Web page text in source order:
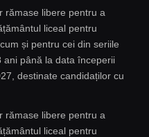
rămase libere pentru a
liceal pentru
și pentru cei din seriile
până la data începerii
destinate candidaților cu
rămase libere pentru a
liceal pentru